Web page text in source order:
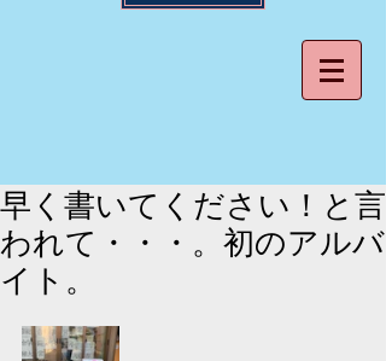
早く書いてください！と言
われて・・・。初のアルバ
イト。